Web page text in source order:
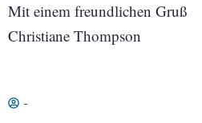
Mit einem freundlichen Gruß
Christiane Thompson
-